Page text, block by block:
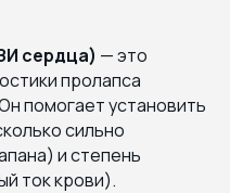
сердца) — это
пролапса
помогает установить
сильно
и степень
ток крови).